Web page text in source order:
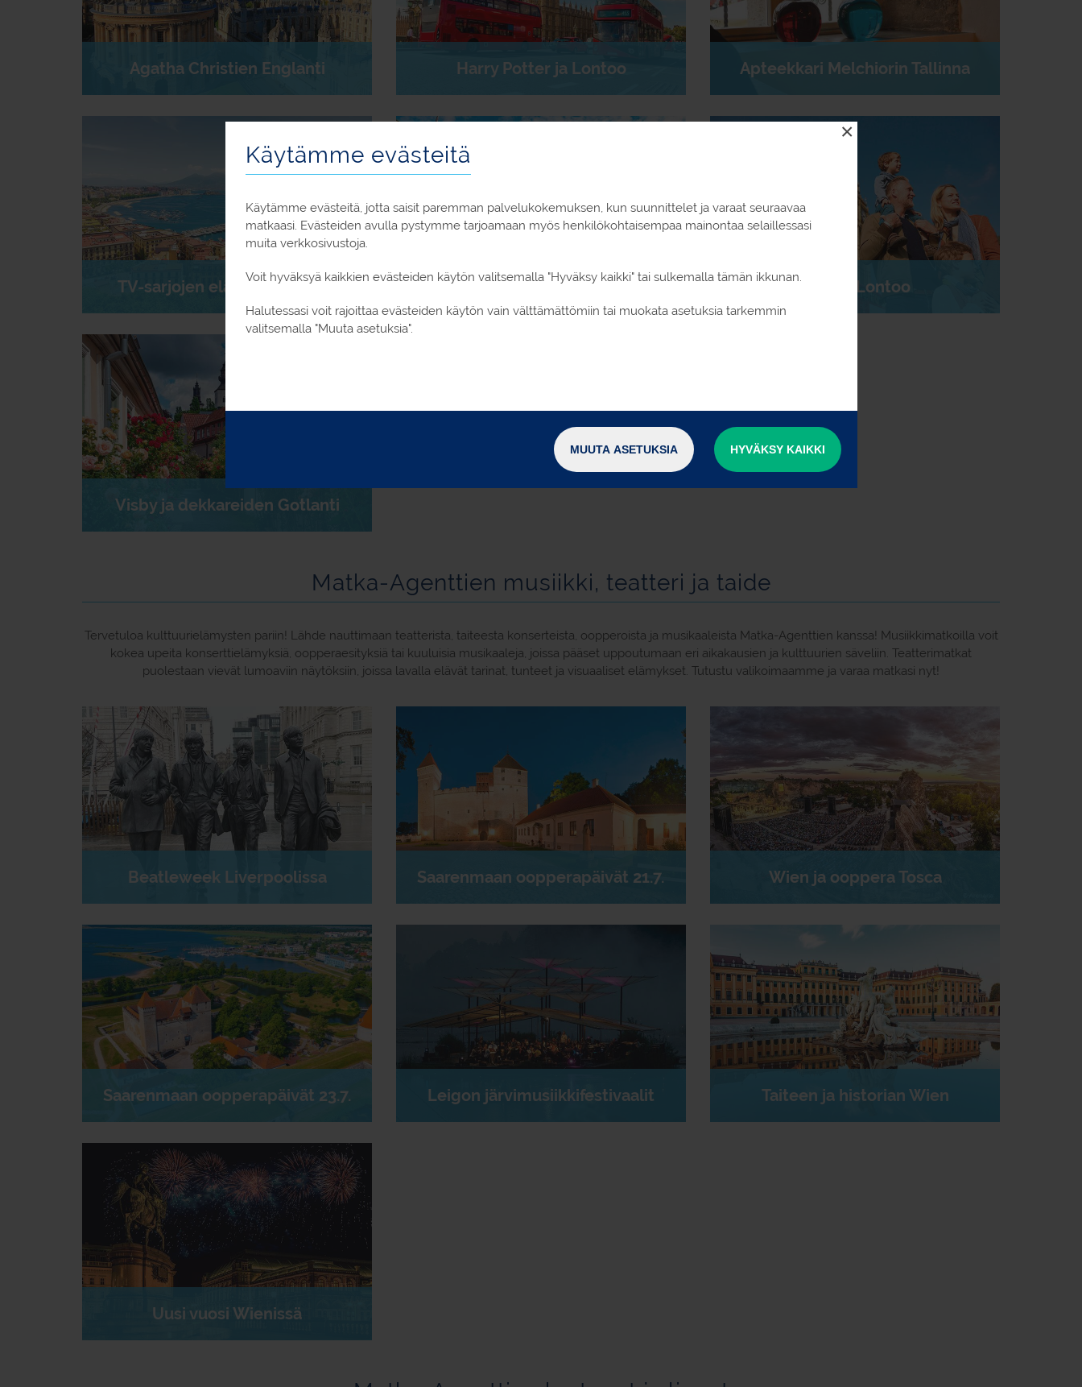
Käytämme evästeitä
Käytämme evästeitä, jotta saisit paremman palvelukokemuksen, kun suunnittelet ja varaat seuraavaa
matkaasi. Evästeiden avulla pystymme tarjoamaan myös henkilökohtaisempaa mainontaa selaillessasi
muita verkkosivustoja.
Voit hyväksyä kaikkien evästeiden käytön valitsemalla "Hyväksy kaikki" tai sulkemalla tämän ikkunan.
Halutessasi voit rajoittaa evästeiden käytön vain välttämättömiin tai muokata asetuksia tarkemmin
valitsemalla "Muuta asetuksia".
MUUTA ASETUKSIA HYVÄKSY KAIKKI
×
Agatha Christien Englanti Harry Potter ja Lontoo Apteekkari Melchiorin Tallinna
TV-sarjojen eläväinen Napoli TV-sarjojen Liverpool Lasten Lontoo
Visby ja dekkareiden Gotlanti
Matka-Agenttien musiikki, teatteri ja taide
Tervetuloa kulttuurielämysten pariin! Lähde nauttimaan teatterista, taiteesta konserteista, oopperoista ja musikaaleista Matka-Agenttien kanssa! Musiikkimatkoilla voit
kokea upeita konserttielämyksiä, oopperaesityksiä tai kuuluisia musikaaleja, joissa pääset uppoutumaan eri aikakausien ja kulttuurien säveliin. Teatterimatkat
puolestaan vievät lumoaviin näytöksiin, joissa lavalla elävät tarinat, tunteet ja visuaaliset elämykset. Tutustu valikoimaamme ja varaa matkasi nyt!
Beatleweek Liverpoolissa Saarenmaan oopperapäivät 21.7. Wien ja ooppera Tosca
Saarenmaan oopperapäivät 23.7. Leigon järvimusiikkifestivaalit Taiteen ja historian Wien
Uusi vuosi Wienissä